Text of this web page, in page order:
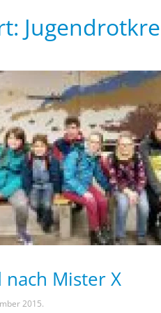
nach Mister X
2015.